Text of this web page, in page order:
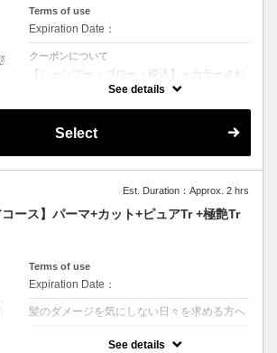
Terms of use
Expiration Date：
クーポンについて
【シャンプー・ブロー・税込】＋カラーされ
るお客様は選択後＋カラー追加をお願い致し
ます・TOKIOトリートメント特許技術で髪内
部を徹底補修 圧倒的な艶としなやかさを実現
See details
Select
Est. Duration：Approx. 2 hrs
コース】パーマ+カット+ピュアTr +極艶Tr
Terms of use
Expiration Date：
髪のダメージを気にしない日々を求める方へ
See details